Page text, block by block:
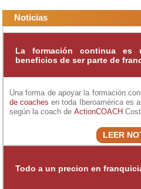
Noticias
La formación continua es
beneficios de ser parte de
Una forma de apoyar la formación
de coaches en toda Iberoamérica es
según la coach de ActionCOACH
LEER
Todo a un precion en